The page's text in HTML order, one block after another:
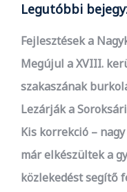
Legutóbbi
Fejlesztések a
Megújul a XVIII.
szakaszának
Lezárják a
Kis korrekció –
már elkészültek a
közlekedést segítő